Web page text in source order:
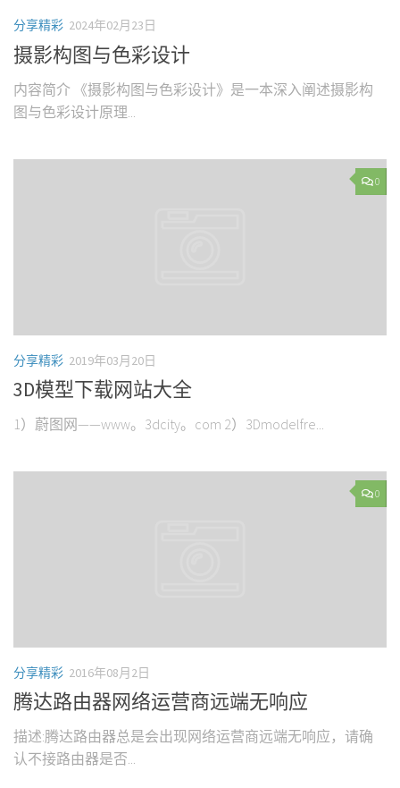
分享精彩 2024年02月23日
摄影构图与色彩设计
内容简介 《摄影构图与色彩设计》是一本深入阐述摄影构
图与色彩设计原理...
0
分享精彩 2019年03月20日
3D模型下载网站大全
1）蔚图网——www。3dcity。com 2）3Dmodelfre...
0
分享精彩 2016年08月2日
腾达路由器网络运营商远端无响应
描述:腾达路由器总是会出现网络运营商远端无响应，请确
认不接路由器是否...